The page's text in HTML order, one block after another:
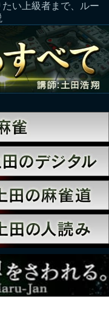
い上級者まで、ルー